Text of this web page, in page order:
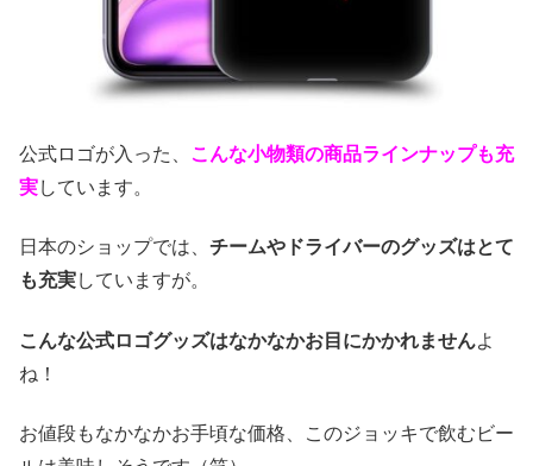
公式ロゴが入った、 こんな小物類の商品ラインナップも充
実しています。
日本のショップでは、 チームやドライバーのグッズはとて
も充実していますが。
こんな公式ロゴグッズはなかなかお目にかかれませんよ
ね！
お値段もなかなかお手頃な価格、このジョッキで飲むビー